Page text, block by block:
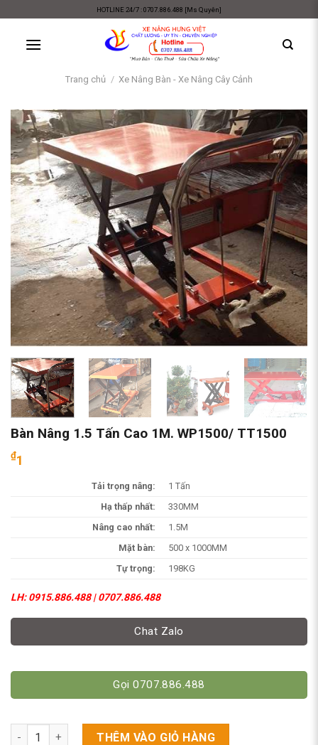
content
HOTLINE 24/7 : 0707.886.488 [Ms Quyên]
Trang chủ / Xe Nâng Bàn - Xe Nâng Cây Cảnh
Bàn Nâng 1.5 Tấn Cao 1M. WP1500/ TT1500
₫1
Tải trọng nâng:
1 Tấn
Hạ thấp nhất:
330MM
Nâng cao nhất:
1.5M
Mặt bàn:
500 x 1000MM
Tự trọng:
198KG
LH: 0915.886.488 | 0707.886.488
Chat Zalo
Gọi 0707.886.488
Bàn Nâng 1.5 Tấn Cao 1M. WP1500/ TT1500 số lượng
THÊM VÀO GIỎ HÀNG